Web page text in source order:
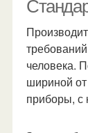
человека.
шириной
приборы, с